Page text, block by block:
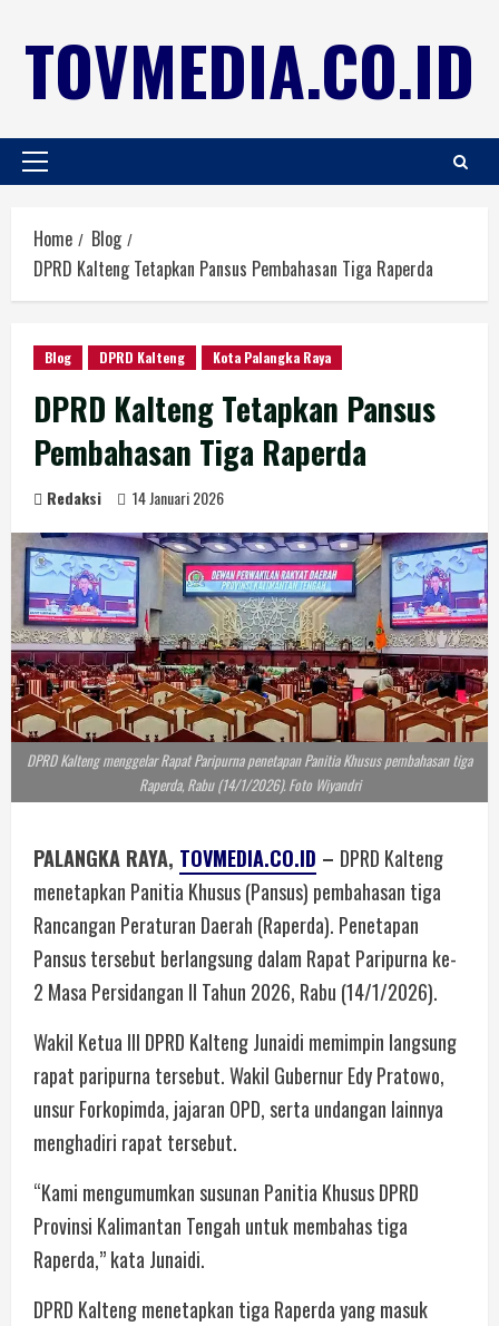
TOVMEDIA.CO.ID
Home
Blog
DPRD Kalteng Tetapkan Pansus Pembahasan Tiga Raperda
Blog DPRD Kalteng Kota Palangka Raya
DPRD Kalteng Tetapkan Pansus
Pembahasan Tiga Raperda
Redaksi 14 Januari 2026
DPRD Kalteng menggelar Rapat Paripurna penetapan Panitia Khusus pembahasan tiga
Raperda, Rabu (14/1/2026). Foto Wiyandri
PALANGKA RAYA, TOVMEDIA.CO.ID – DPRD Kalteng
menetapkan Panitia Khusus (Pansus) pembahasan tiga
Rancangan Peraturan Daerah (Raperda). Penetapan
Pansus tersebut berlangsung dalam Rapat Paripurna ke-
2 Masa Persidangan II Tahun 2026, Rabu (14/1/2026).
Wakil Ketua III DPRD Kalteng Junaidi memimpin langsung
rapat paripurna tersebut. Wakil Gubernur Edy Pratowo,
unsur Forkopimda, jajaran OPD, serta undangan lainnya
menghadiri rapat tersebut.
“Kami mengumumkan susunan Panitia Khusus DPRD
Provinsi Kalimantan Tengah untuk membahas tiga
Raperda,” kata Junaidi.
DPRD Kalteng menetapkan tiga Raperda yang masuk